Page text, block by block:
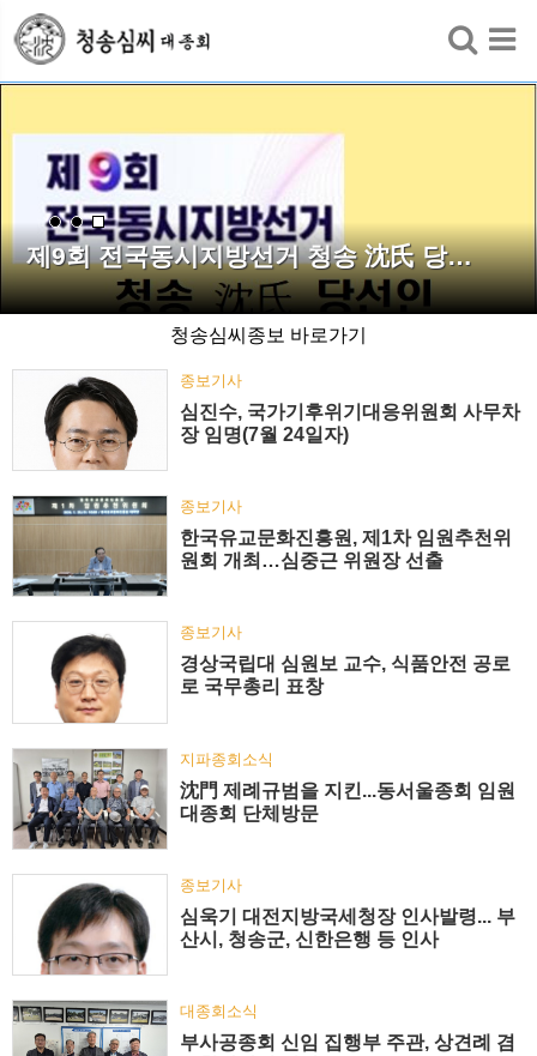
제9회 전국동시지방선거 청송 沈氏 당…
청송심씨종보 바로가기
종보기사
심진수, 국가기후위기대응위원회 사무차
장 임명(7월 24일자)
종보기사
한국유교문화진흥원, 제1차 임원추천위
원회 개최…심중근 위원장 선출
종보기사
경상국립대 심원보 교수, 식품안전 공로
로 국무총리 표창
지파종회소식
沈門 제례규범을 지킨...동서울종회 임원
대종회 단체방문
종보기사
심욱기 대전지방국세청장 인사발령... 부
산시, 청송군, 신한은행 등 인사
대종회소식
부사공종회 신임 집행부 주관, 상견례 겸